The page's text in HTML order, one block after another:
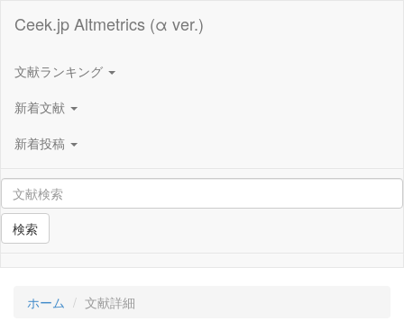
Ceek.jp Altmetrics (α ver.)
文献ランキング
新着文献
新着投稿
検索
ホーム 文献詳細